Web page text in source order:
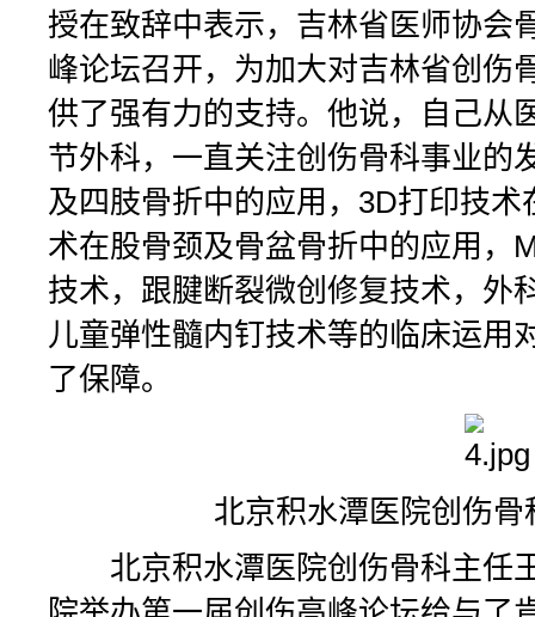
授在致辞中表示，吉林省医师协会
峰论坛召开，为加大对吉林省创伤
供了强有力的支持。他说，自己从
节外科，一直关注创伤骨科事业的
及四肢骨折中的应用，3D打印技
术在股骨颈及骨盆骨折中的应用，
技术，跟腱断裂微创修复技术，外
儿童弹性髓内钉技术等的临床运用
了保障。
北京积水潭医院创伤骨
北京积水潭医院创伤骨科主任